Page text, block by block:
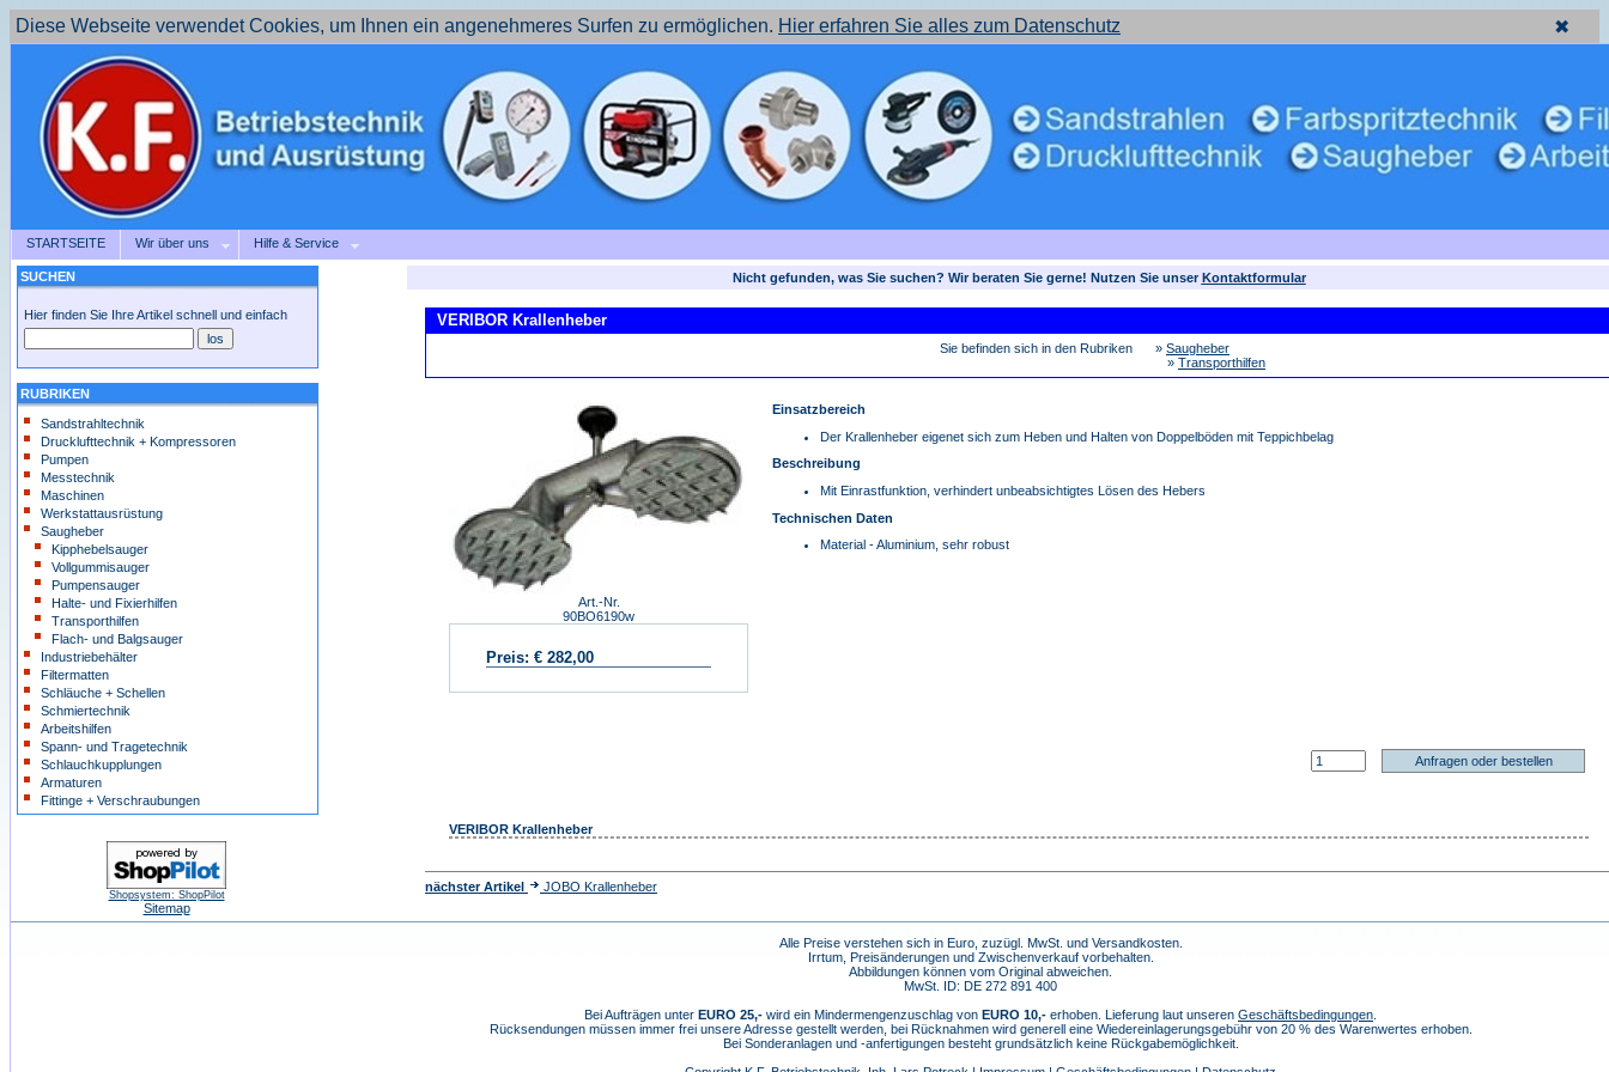
Diese Webseite verwendet Cookies, um Ihnen ein angenehmeres Surfen zu ermöglichen. Hier erfahren Sie alles zum Datenschutz ✖
STARTSEITE Wir über uns Hilfe & Service
SUCHEN
Hier finden Sie Ihre Artikel schnell und einfach
RUBRIKEN
Sandstrahltechnik
Drucklufttechnik + Kompressoren
Pumpen
Messtechnik
Maschinen
Werkstattausrüstung
Saugheber
Kipphebelsauger
Vollgummisauger
Pumpensauger
Halte- und Fixierhilfen
Transporthilfen
Flach- und Balgsauger
Industriebehälter
Filtermatten
Schläuche + Schellen
Schmiertechnik
Arbeitshilfen
Spann- und Tragetechnik
Schlauchkupplungen
Armaturen
Fittinge + Verschraubungen
Shopsystem: ShopPilot
Sitemap
Nicht gefunden, was Sie suchen? Wir beraten Sie gerne! Nutzen Sie unserKontaktformular
VERIBOR Krallenheber
Sie befinden sich in den Rubriken » Saugheber
» Transporthilfen
Art.-Nr.
90BO6190w
Preis: € 282,00
Einsatzbereich
Der Krallenheber eigenet sich zum Heben und Halten von Doppelböden mit Teppichbelag
Beschreibung
Mit Einrastfunktion, verhindert unbeabsichtigtes Lösen des Hebers
Technischen Daten
Material - Aluminium, sehr robust
VERIBOR Krallenheber
nächster Artikel JOBO Krallenheber
Alle Preise verstehen sich in Euro, zuzügl. MwSt. und Versandkosten.
Irrtum, Preisänderungen und Zwischenverkauf vorbehalten.
Abbildungen können vom Original abweichen.
MwSt. ID: DE 272 891 400
Bei Aufträgen unter EURO 25,- wird ein Mindermengenzuschlag von EURO 10,- erhoben. Lieferung laut unseren Geschäftsbedingungen
Rücksendungen müssen immer frei unsere Adresse gestellt werden, bei Rücknahmen wird generell eine Wiedereinlagerungsgebühr von 20 % des Warenwertes erhoben.
Bei Sonderanlagen und -anfertigungen besteht grundsätzlich keine Rückgabemöglichkeit.